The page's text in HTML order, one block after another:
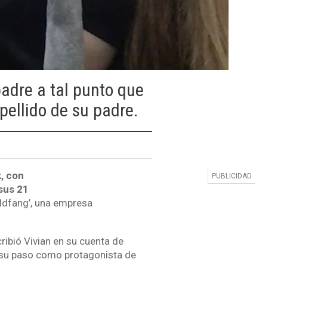
a tal punto que
de su padre.
con
21
una empresa
Vivian en su cuenta de
paso como protagonista de